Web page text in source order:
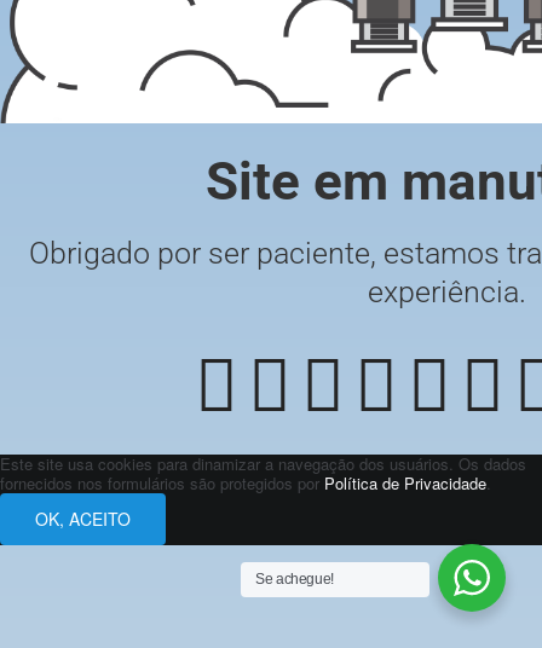
Site em
Obrigado por ser paciente, estamos
experiência.
Se achegue!
Este site usa cookies para dinamizar a navegação dos usuários. Os dados
fornecidos nos formulários são protegidos por Política de Privacidade
OK, ACEITO